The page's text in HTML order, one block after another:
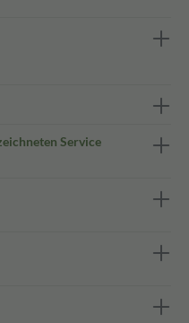
Service